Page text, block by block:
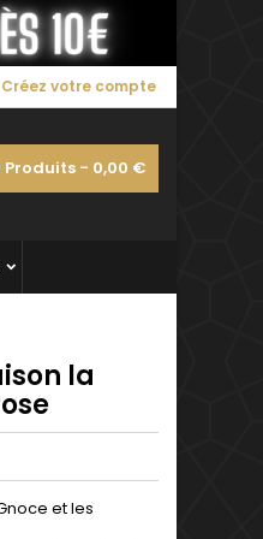
Créez votre compte
Produits - 0,00 €
la
et les